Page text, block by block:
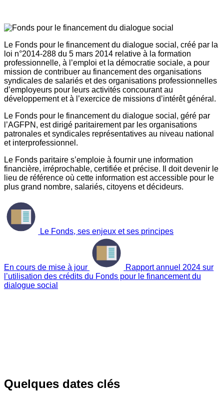
Le Fonds pour le financement du dialogue social, créé par la
loi n°2014-288 du 5 mars 2014 relative à la formation
professionnelle, à l’emploi et la démocratie sociale, a pour
mission de contribuer au financement des organisations
syndicales de salariés et des organisations professionnelles
d’employeurs pour leurs activités concourant au
développement et à l’exercice de missions d’intérêt général.
Le Fonds pour le financement du dialogue social, géré par
l’AGFPN, est dirigé paritairement par les organisations
patronales et syndicales représentatives au niveau national
et interprofessionnel.
Le Fonds paritaire s’emploie à fournir une information
financière, irréprochable, certifiée et précise. Il doit devenir le
lieu de référence où cette information est accessible pour le
plus grand nombre, salariés, citoyens et décideurs.
Le Fonds, ses enjeux et ses principes
En cours de mise à jour
Rapport annuel 2024 sur
l’utilisation des crédits du Fonds pour le financement du
dialogue social
Quelques dates clés